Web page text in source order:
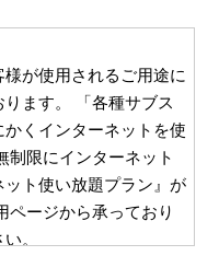
が使用されるご用途に
ます。 「各種サブス
くインターネットを使
制限にインターネット
ト使い放題プラン』が
ページから承っており
。